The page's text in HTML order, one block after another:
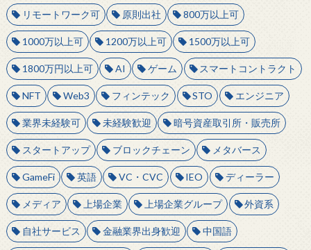
リモートワーク可 原則出社 800万以上可
1000万以上可 1200万以上可 1500万以上可
1800万円以上可 AI ゲーム スマートコントラクト
NFT Web3 フィンテック STO エンジニア
業界未経験可 未経験歓迎 暗号資産取引所・販売所
スタートアップ ブロックチェーン メタバース
GameFi 英語 VC・CVC IEO ディーラー
メディア 上場企業 上場企業グループ 外資系
自社サービス 金融業界出身歓迎 中国語